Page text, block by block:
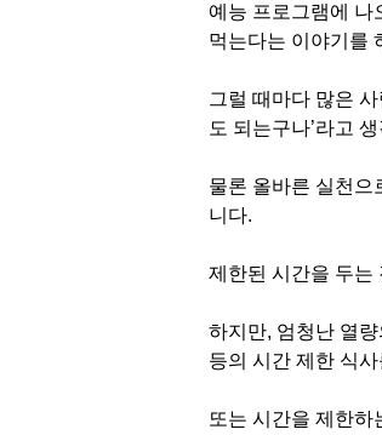
예능 프로그램에 나
먹는다는 이야기를
그럴 때마다 많은
도 되는구나’라고
물론 올바른 실천으
니다.
제한된 시간을 두는
하지만, 엄청난 열
등의 시간 제한 식
또는 시간을 제한하